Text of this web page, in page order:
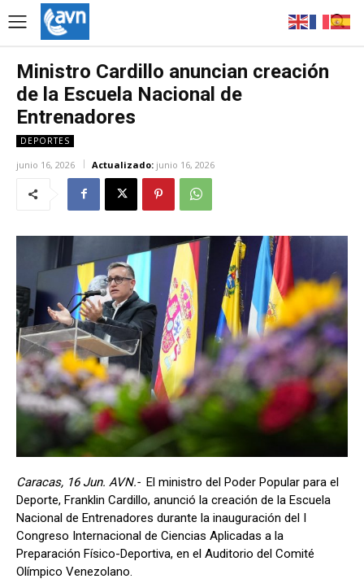
Ministro Cardillo anuncian creación
de la Escuela Nacional de
Entrenadores
DEPORTES
junio 16, 2026 Actualizado: junio 16, 2026
Caracas, 16 Jun. AVN.- El ministro del Poder Popular para el
Deporte, Franklin Cardillo, anunció la creación de la Escuela
Nacional de Entrenadores durante la inauguración del I
Congreso Internacional de Ciencias Aplicadas a la
Preparación Físico-Deportiva, en el Auditorio del Comité
Olímpico Venezolano.